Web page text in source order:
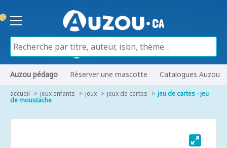
Auzou pédago Réserver une mascotte Catalogues Auzou
accueil jeux enfants jeux jeux de cartes jeu de cartes - jeu
de moustache